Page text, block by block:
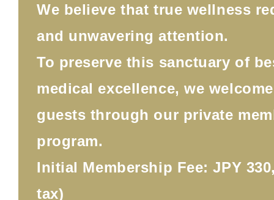
We believe that true wellness
and unwavering attention.
To preserve this sanctuary of
medical excellence, we
guests through our private
program.
Initial Membership Fee: JPY
tax)